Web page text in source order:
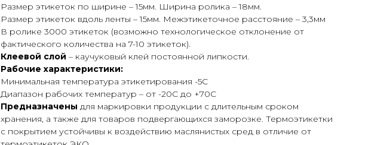
Размер этикеток по ширине – 15мм. Ширина ролика – 18мм.
Размер этикеток вдоль ленты – 15мм. Межэтикеточное расстояние – 3,3мм
В ролике 3000 этикеток (возможно технологическое отклонение от
фактического количества на 7-10 этикеток).
Клеевой слой – каучуковый клей постоянной липкости.
Рабочие характеристики:
Минимальная температура этикетирования -5С
Диапазон рабочих температур – от -20С до +70С
Предназначены для маркировки продукции с длительным сроком
хранения, а также для товаров подвергающихся заморозке. Термоэтикетки
с покрытием устойчивы к воздействию маслянистых сред в отличие от